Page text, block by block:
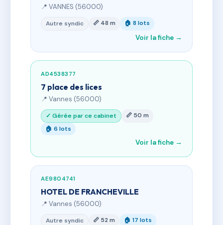
📍 VANNES (56000)
Autre syndic 📏 48 m 🏠 8 lots
Voir la fiche →
AD4538377
7 place des lices
📍 Vannes (56000)
✓ Gérée par ce cabinet
📏 50 m
🏠 6 lots
Voir la fiche →
AE9804741
HOTEL DE FRANCHEVILLE
📍 Vannes (56000)
Autre syndic 📏 52 m 🏠 17 lots